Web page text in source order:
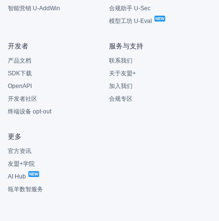
智能营销 U-AddWin
合规助手 U-Sec
模型工坊 U-Eval
开发者
产品文档
SDK下载
OpenAPI
开发者社区
终端设备 opt-out
服务与支持
联系我们
关于友盟+
加入我们
合规专区
更多
官方资讯
友盟+学院
AI Hub
瓴羊数智服务